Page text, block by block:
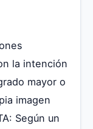
la intención
mayor o
imagen
Según un